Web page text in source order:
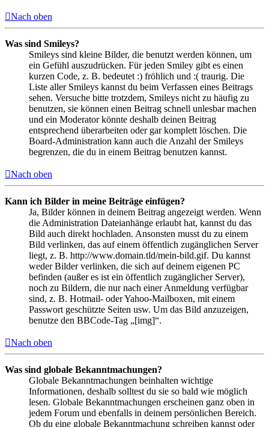
Nach oben
Was sind Smileys?
Smileys sind kleine Bilder, die benutzt werden können, um
ein Gefühl auszudrücken. Für jeden Smiley gibt es einen
kurzen Code, z. B. bedeutet :) fröhlich und :( traurig. Die
Liste aller Smileys kannst du beim Verfassen eines Beitrags
sehen. Versuche bitte trotzdem, Smileys nicht zu häufig zu
benutzen, sie können einen Beitrag schnell unlesbar machen
und ein Moderator könnte deshalb deinen Beitrag
entsprechend überarbeiten oder gar komplett löschen. Die
Board-Administration kann auch die Anzahl der Smileys
begrenzen, die du in einem Beitrag benutzen kannst.
Nach oben
Kann ich Bilder in meine Beiträge einfügen?
Ja, Bilder können in deinem Beitrag angezeigt werden. Wenn
die Administration Dateianhänge erlaubt hat, kannst du das
Bild auch direkt hochladen. Ansonsten musst du zu einem
Bild verlinken, das auf einem öffentlich zugänglichen Server
liegt, z. B. http://www.domain.tld/mein-bild.gif. Du kannst
weder Bilder verlinken, die sich auf deinem eigenen PC
befinden (außer es ist ein öffentlich zugänglicher Server),
noch zu Bildern, die nur nach einer Anmeldung verfügbar
sind, z. B. Hotmail- oder Yahoo-Mailboxen, mit einem
Passwort geschützte Seiten usw. Um das Bild anzuzeigen,
benutze den BBCode-Tag „[img]“.
Nach oben
Was sind globale Bekanntmachungen?
Globale Bekanntmachungen beinhalten wichtige
Informationen, deshalb solltest du sie so bald wie möglich
lesen. Globale Bekanntmachungen erscheinen ganz oben in
jedem Forum und ebenfalls in deinem persönlichen Bereich.
Ob du eine globale Bekanntmachung schreiben kannst oder